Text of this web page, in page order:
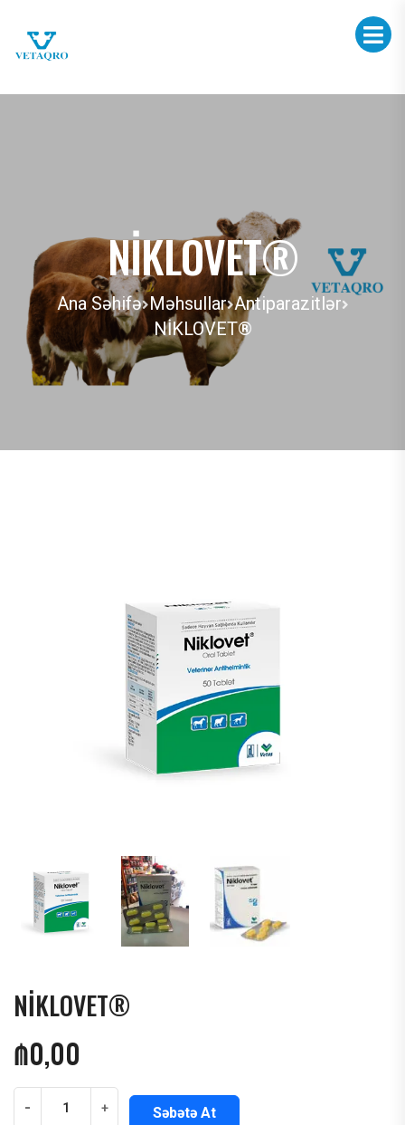
NİKLOVET®
Ana Səhifə Məhsullar Antiparazitlər
NİKLOVET®
NİKLOVET®
₼0,00
- + Səbətə At